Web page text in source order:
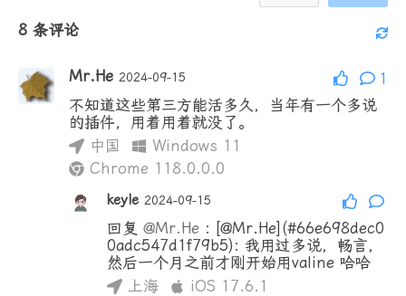
8 条评论
Mr.He 2024-09-15
1
不知道这些第三方能活多久，当年有一个多说
的插件，用着用着就没了。
中国
Windows 11
Chrome 118.0.0.0
keyle 2024-09-15
回复 @Mr.He : [@Mr.He](#66e698dec0
0adc547d1f79b5): 我用过多说，畅言，
然后一个月之前才刚开始用valine 哈哈
上海
iOS 17.6.1